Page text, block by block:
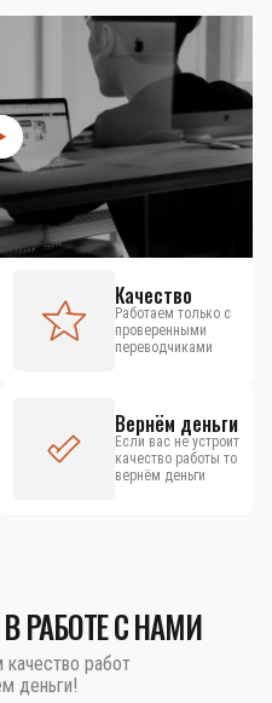
Качество
Работаем только с
проверенными
переводчиками
Вернём деньги
Если вас не устроит
качество работы то
вернём деньги
РАБОТЕ С НАМИ
работ
деньги!